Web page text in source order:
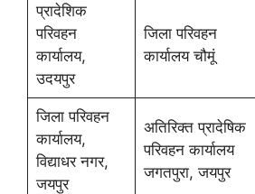
प्रादेशिक
परिवहन
कार्यालय,
उदयपुर
जिला परिवहन
कार्यालय चौमूं
जिला परिवहन
कार्यालय,
विद्याधर नगर,
जयपुर
अतिरिक्त प्रादेषिक
परिवहन कार्यालय
जगतपुरा, जयपुर